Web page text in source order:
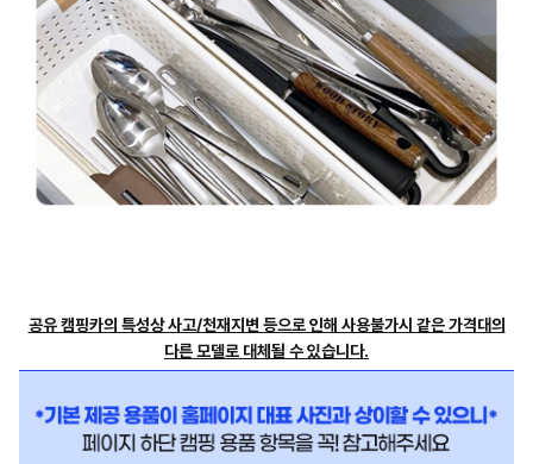
공유 캠핑카의 특성상 사고/천재지변 등으로 인해 사용불가시 같은 가격대의
다른 모델로 대체될 수 있습니다.